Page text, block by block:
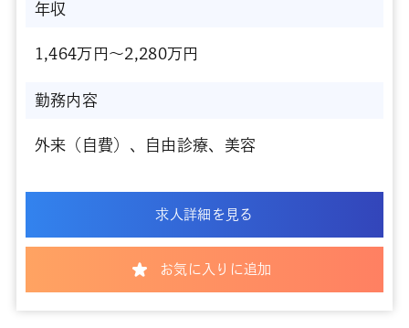
年収
1,464万円～2,280万円
勤務内容
外来（自費）、自由診療、美容
求人詳細を見る
お気に入りに追加